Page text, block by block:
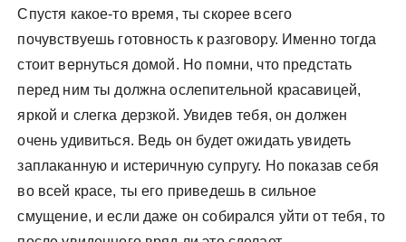
Спустя какое-то время, ты скорее всего
почувствуешь готовность к разговору. Именно тогда
стоит вернуться домой. Но помни, что предстать
перед ним ты должна ослепительной красавицей,
яркой и слегка дерзкой. Увидев тебя, он должен
очень удивиться. Ведь он будет ожидать увидеть
заплаканную и истеричную супругу. Но показав себя
во всей красе, ты его приведешь в сильное
смущение, и если даже он собирался уйти от тебя, то